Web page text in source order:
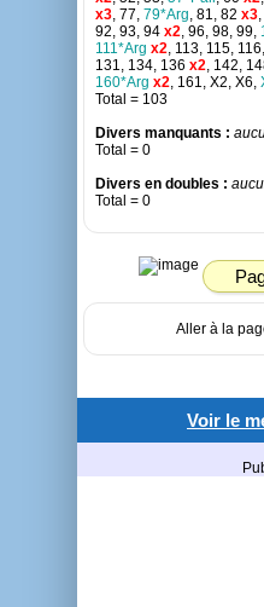
x3, 77, 79*Arg, 81, 82 x3
92, 93, 94 x2, 96, 98, 99,
111*Arg x2, 113, 115,
131, 134, 136 x2, 142,
160*Arg x2, 161, X2, X6,
Total = 103
Divers manquants :
Total = 0
Divers en doubles :
Total = 0
Aller à la
Voir le